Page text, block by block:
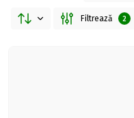
Filtrează 2